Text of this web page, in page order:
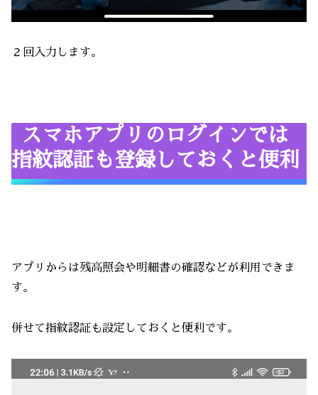
２回入力します。
スマホアプリのログインでは
指紋認証も登録しておくと便利
アプリからは残高照会や明細書の確認などが利用できま
す。
併せて指紋認証も設定しておくと便利です。